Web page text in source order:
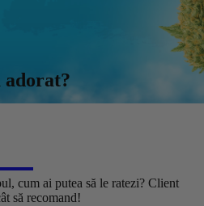
cum ai putea să le ratezi? Client
să recomand!